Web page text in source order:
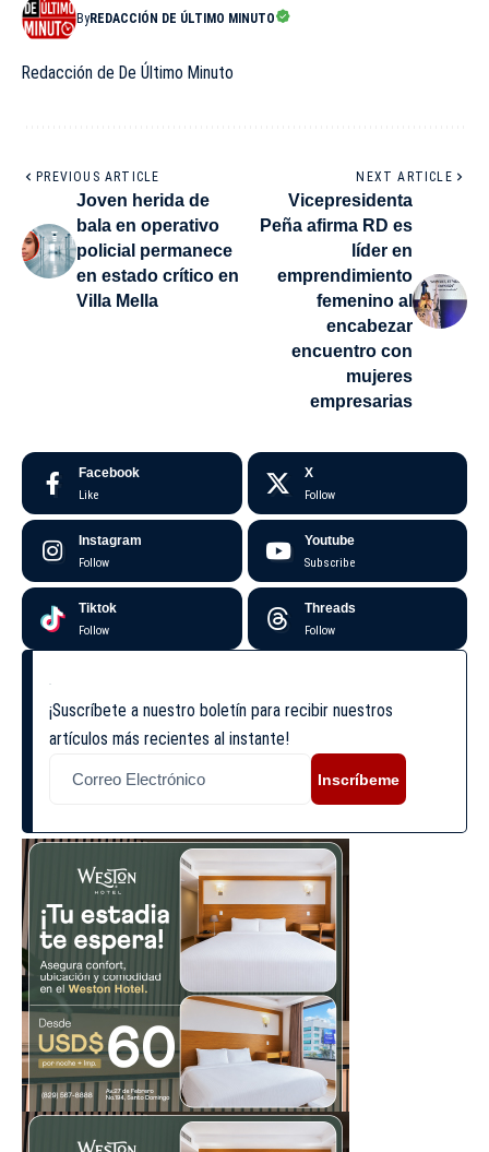
ByREDACCIÓN DE ÚLTIMO MINUTO
Redacción de De Último Minuto
PREVIOUS ARTICLE
Joven herida de
bala en operativo
policial permanece
en estado crítico en
Villa Mella
NEXT ARTICLE
Vicepresidenta
Peña afirma RD es
líder en
emprendimiento
femenino al
encabezar
encuentro con
mujeres
empresarias
Facebook
Like
X
Follow
Instagram
Follow
Youtube
Subscribe
Tiktok
Follow
Threads
Follow
¡Suscríbete a nuestro boletín para recibir nuestros
artículos más recientes al instante!
Inscríbeme